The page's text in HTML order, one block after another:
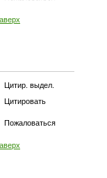
Цитир. выдел.
Цитировать
Пожаловаться